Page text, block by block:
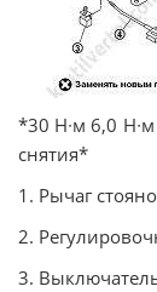
*30 Н∙м 6,0
снятия*
1. Рычаг
2.
3.